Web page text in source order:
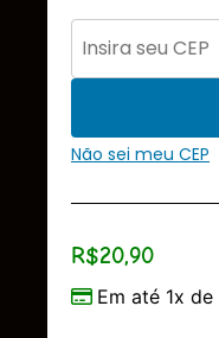
Não sei meu CEP
R$20,90
Em até 1x de